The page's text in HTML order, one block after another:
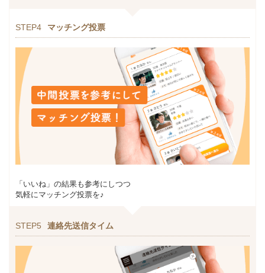
STEP4 マッチング投票
「いいね」の結果も参考にしつつ
気軽にマッチング投票を♪
STEP5 連絡先送信タイム